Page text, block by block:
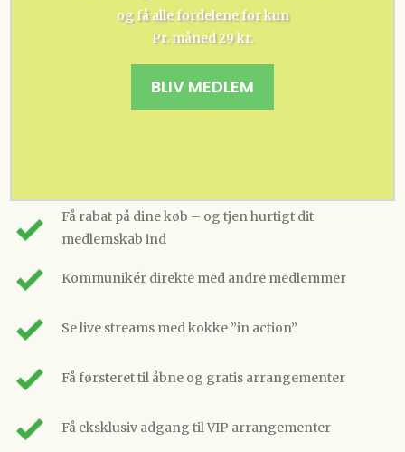
og få alle fordelene for kun
Pr. måned 29 kr.
BLIV MEDLEM
Få rabat på dine køb – og tjen hurtigt dit
medlemskab ind
Kommunikér direkte med andre medlemmer
Se live streams med kokke ”in action”
Få førsteret til åbne og gratis arrangementer
Få eksklusiv adgang til VIP arrangementer